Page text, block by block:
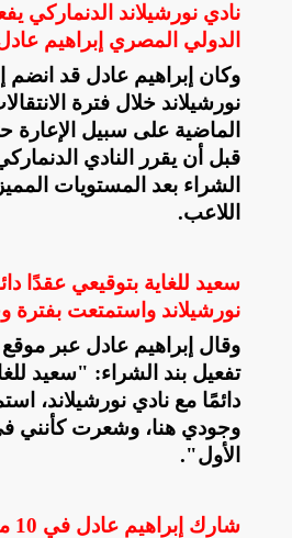
نادي نورشيلاند الدنماركي
الدولي المصري إبراهيم
وكان إبراهيم عادل قد
نورشيلاند خلال فترة
الماضية على سبيل الإعارة
قبل أن يقرر النادي
الشراء بعد المستويات
اللاعب.
سعيد للغاية بتوقيعي عقدًا
نورشيلاند واستمتعت بفترة
وقال إبراهيم عادل عبر موقع
تفعيل بند الشراء: "سعيد
دائمًا مع نادي نورشيلاند،
وجودي هنا، وشعرت كأنني
الأول."